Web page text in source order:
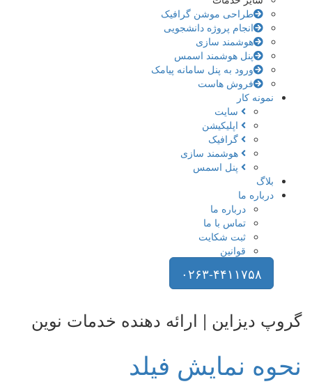
طراحی موشن گرافیک
انجام پروژه دانشجویی
هوشمند سازی
پنل هوشمند اسمس
ورود به پنل سامانه پیامک
فروش هاست
نمونه کار
سایت
اپلیکیشن
گرافیک
هوشمند سازی
پنل اسمس
بلاگ
درباره ما
درباره ما
تماس با ما
ثبت شکایت
قوانین
۰۲۶۳-۴۴۱۱۷۵۸
گروپ دیزاین | ارائه دهنده خدمات نوین
نحوه نمایش فیلد